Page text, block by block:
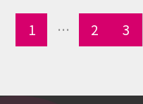
1 … 2 3